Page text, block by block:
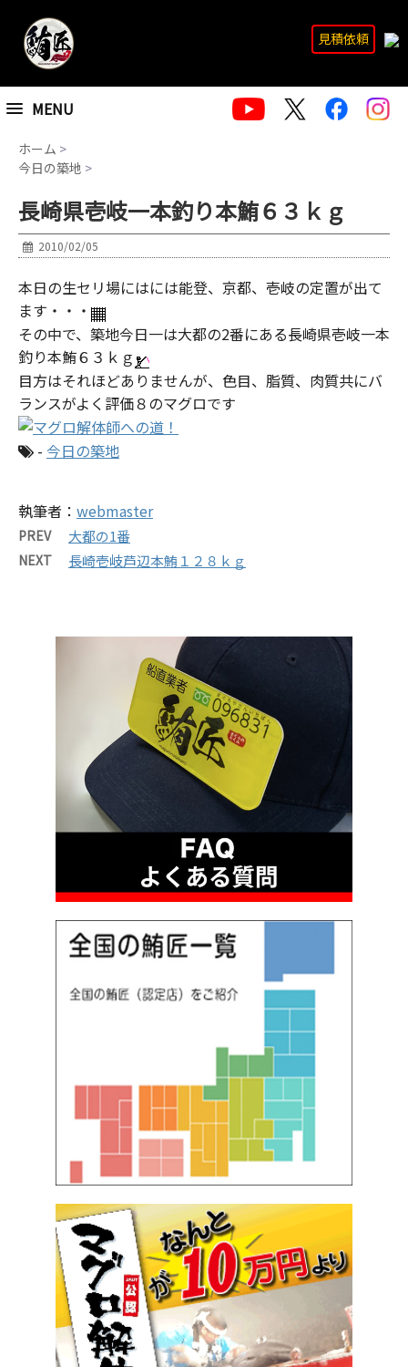
MENU
見積依頼
ホーム >
今日の築地 >
長崎県壱岐一本釣り本鮪６３ｋｇ
2010/02/05
本日の生セリ場にはには能登、京都、壱岐の定置が出て
ます・・・
その中で、築地今日一は大都の2番にある長崎県壱岐一本
釣り本鮪６３ｋｇ
目方はそれほどありませんが、色目、脂質、肉質共にバ
ランスがよく評価８のマグロです
- 今日の築地
執筆者： webmaster
PREV 大都の1番
NEXT 長崎壱岐芦辺本鮪１２８ｋｇ